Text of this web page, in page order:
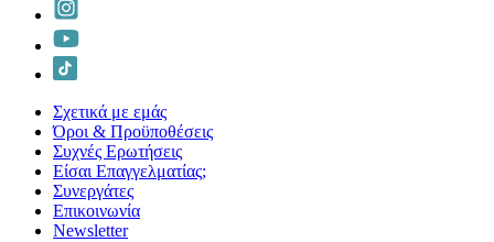
Σχετικά με εμάς
Όροι & Προϋποθέσεις
Συχνές Ερωτήσεις
Είσαι Επαγγελματίας;
Συνεργάτες
Επικοινωνία
Νewsletter